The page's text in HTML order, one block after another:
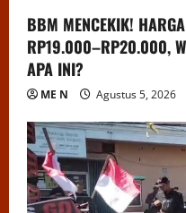
BBM MENCEKIK!
RP19.000–RP20.000,
APA INI?
ME N Agustus 5, 2026